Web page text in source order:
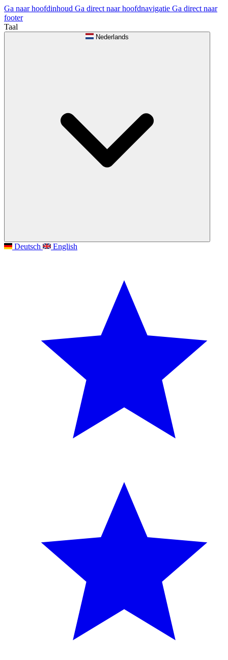
Ga naar hoofdinhoud Ga direct naar hoofdnavigatie Ga direct naar
footer
Taal
Nederlands
Deutsch English